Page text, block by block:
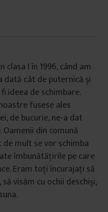
clasa I în 1996, când am
cât de puternică și
ideea de schimbare.
fusese ales
de bucurie, ne-a dat
Oamenii din comună
mult se vor schimba
îmbunătățirile pe care
Eram toți încurajați să
visăm cu ochii deschiși,